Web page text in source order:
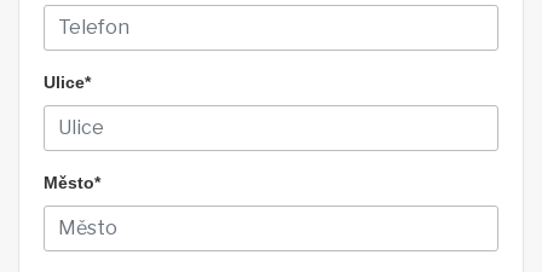
Ulice*
Město*